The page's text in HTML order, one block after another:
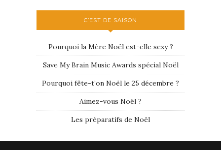
C’EST DE SAISON
Pourquoi la Mère Noël est-elle sexy ?
Save My Brain Music Awards spécial Noël
Pourquoi fête-t’on Noël le 25 décembre ?
Aimez-vous Noël ?
Les préparatifs de Noël